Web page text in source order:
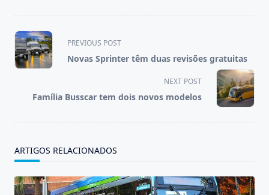
<span
class="nav-
subtitle
reader-
PREVIOUS POST
Novas Sprinter têm duas revisões gratuitas
NEXT POST
Família Busscar tem dois novos modelos
ARTIGOS RELACIONADOS